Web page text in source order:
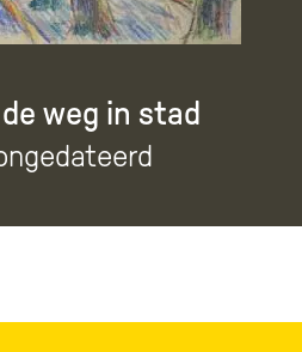
weg in stad